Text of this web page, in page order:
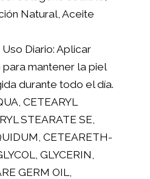
Natural, Aceite
Diario: Aplicar
mantener la piel
durante todo el día.
CETEARYL
STEARATE SE,
CETEARETH-
GLYCERIN,
GERM OIL,